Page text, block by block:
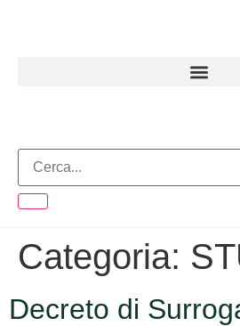
Categoria:
Decreto di